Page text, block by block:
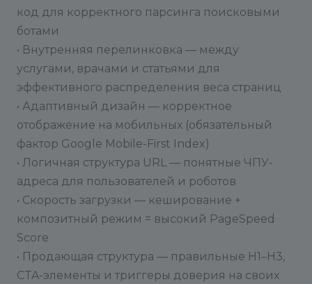
код для корректного парсинга поисковыми
ботами
• Внутренняя перелинковка — между
услугами, врачами и статьями для
эффективного распределения веса страниц
• Адаптивный дизайн — корректное
отображение на мобильных (обязательный
фактор Google Mobile-First Index)
• Логичная структура URL — понятные ЧПУ-
адреса для пользователей и роботов
• Скорость загрузки — кеширование +
композитный режим = высокий PageSpeed
Score
• Продающая структура — правильные H1–H3,
CTA-элементы и триггеры доверия на своих